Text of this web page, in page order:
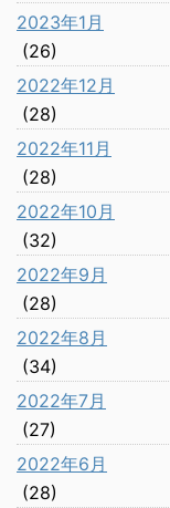
2023年1月
(26)
2022年12月
(28)
2022年11月
(28)
2022年10月
(32)
2022年9月
(28)
2022年8月
(34)
2022年7月
(27)
2022年6月
(28)